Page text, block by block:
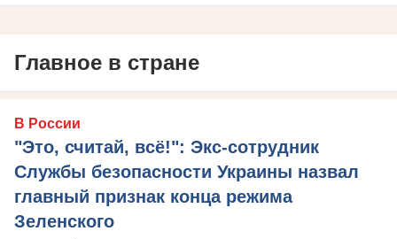
Главное в стране
В России
"Это, считай, всё!": Экс-сотрудник
Службы безопасности Украины назвал
главный признак конца режима
Зеленского